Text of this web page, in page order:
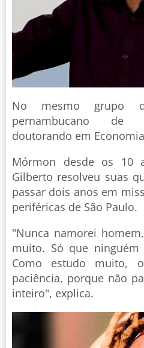
No mesmo grupo
pernambucano de
doutorando em
Mórmon desde os 10
Gilberto resolveu suas
passar dois anos em
periféricas de São Paulo.
"Nunca namorei
muito. Só que
Como estudo muito,
paciência, porque não
inteiro", explica.